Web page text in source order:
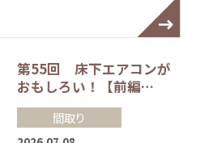
第55回 床下エアコンが
おもしろい！【前編…
間取り